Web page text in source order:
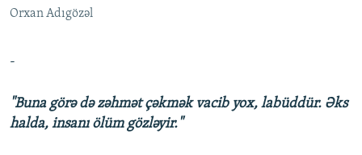
BIZIMLƏ ƏLAQƏ
Orxan Adıgözəl
-
"Buna görə də zəhmət çəkmək vacib yox, labüddür. Əks
halda, insanı ölüm gözləyir."